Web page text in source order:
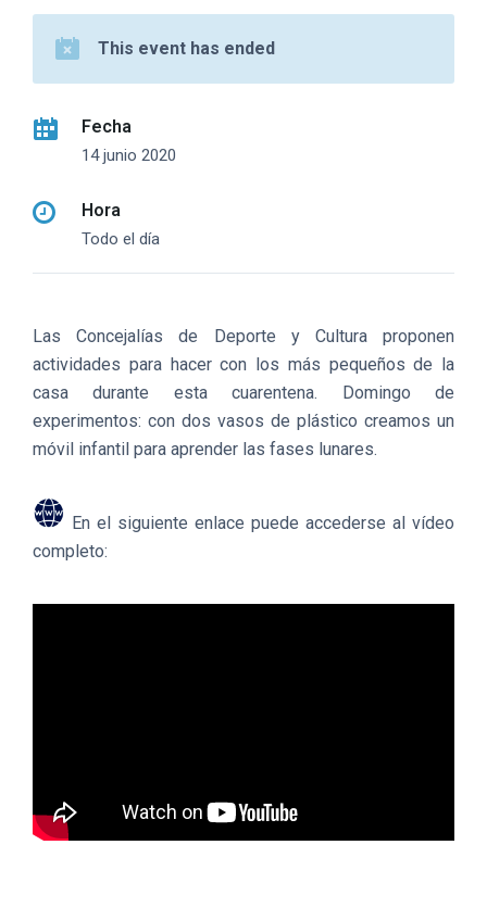
This event has ended
Fecha
14 junio 2020
Hora
Todo el día
Las Concejalías de Deporte y Cultura proponen
actividades para hacer con los más pequeños de la
casa durante esta cuarentena. Domingo de
experimentos: con dos vasos de plástico creamos un
móvil infantil para aprender las fases lunares.
En el siguiente enlace puede accederse al vídeo
completo: